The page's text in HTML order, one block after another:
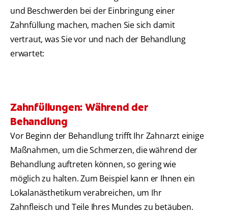
und Beschwerden bei der Einbringung einer
Zahnfüllung machen, machen Sie sich damit
vertraut, was Sie vor und nach der Behandlung
erwartet:
Zahnfüllungen: Während der
Behandlung
Vor Beginn der Behandlung trifft Ihr Zahnarzt einige
Maßnahmen, um die Schmerzen, die während der
Behandlung auftreten können, so gering wie
möglich zu halten. Zum Beispiel kann er Ihnen ein
Lokalanästhetikum verabreichen, um Ihr
Zahnfleisch und Teile Ihres Mundes zu betäuben.